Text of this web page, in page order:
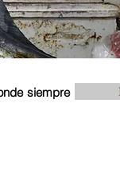
siempre